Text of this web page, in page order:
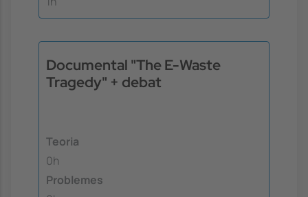
Documental "The E-Waste
Tragedy" + debat
Teoria
0h
Problemes